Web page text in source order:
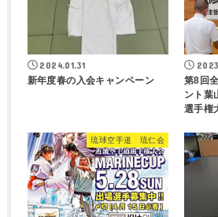
2024.01.31
新年度春の入会キャンペーン
第8回
ント葉
選手権
琉球空手道 琉仁会